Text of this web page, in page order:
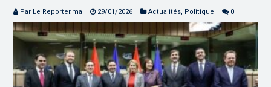
Par Le Reporter.ma 29/01/2026 Actualités, Politique 0